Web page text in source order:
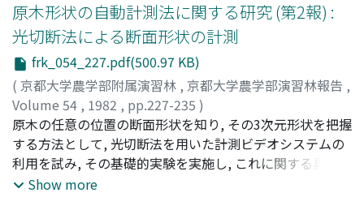
なった。ついで各用途に利用されている樹種群についての
各特性値の頻度分布と全樹種についての頻度分布とを比較
し, その用途に利用されている樹種群に特徴的な特性とそ
の頻度の高い級を求めた。これらの結果をもとに, ある用
途に利用される樹種に共通する材質の特徴を明らかにし
た。
原木形状の自動計測法に関する研究 (第2報) :
光切断法による断面形状の計測
frk_054_227.pdf(500.97 KB)
( 京都大学農学部附属演習林 , 京都大学農学部演習林報告 ,
Volume 54 , 1982 , pp.227-235 )
杉原, 彦一;黒田, 紀雄;奥村, 正悟;服部, 順昭;藤井, 禧雄;
喜多山, 繁; Sugihara, Hikoichi;Kuroda, Norio;Okumura,
Shogo;Hattori, Nobuaki;Fujii, Yoshio;Kitayama,
Shigeru; スギハラ, ヒコイチ
原木の任意の位置の断面形状を知り, その3次元形状を把握
する方法として, 光切断法を用いた計測ビデオシステムの
利用を試み, その基礎的実験を実施し, これに関する具体的
方法, 最適条件, 精度について考察した。円簡を用いてこの
Show more